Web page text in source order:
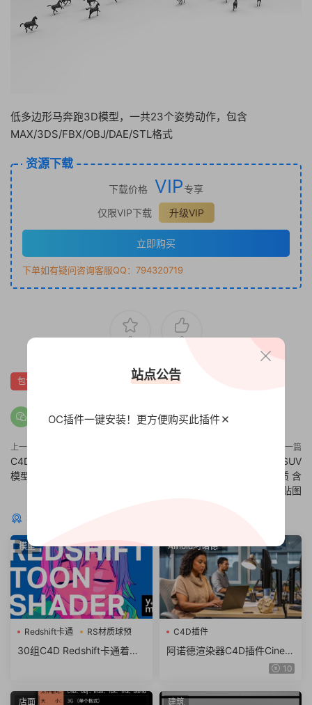
低多边形马奔跑3D模型，一共23个姿势动作，包含
MAX/3DS/FBX/OBJ/DAE/STL格式
资源下载
下载价格 VIP专享
仅限VIP下载
升级VIP
立即购买
下单如有疑问咨询客服QQ：794320719
0 0
包含 姿势 模型
上一篇
C4D模型 苹果手机iphone6数码
模型 含材质 含贴图
下一篇
C4D模型 Octane渲染器奥迪SUV
汽车模型改装交通模型 含材质 含
贴图
猜你喜欢
模型
Redshift卡通 RS材质球预
30组C4D Redshift卡通着色
Arnold阿诺德
C4D插件
阿诺德渲染器C4D插件Cinem
a 4D To Arnold v4.6.8.1 WI10
店面 建筑
站点公告
OC插件一键安装！更方便购买此插件